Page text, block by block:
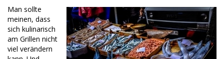
Man sollte
meinen, dass
sich kulinarisch
am Grillen nicht
viel verändern